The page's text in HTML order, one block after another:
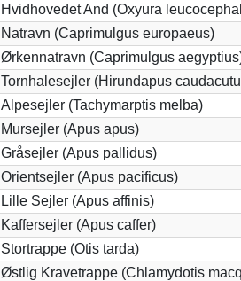
Hvidhovedet And (Oxyura
Natravn (Caprimulgus europaeus)
Ørkennatravn (Caprimulgus
Tornhalesejler (Hirundapus
Alpesejler (Tachymarptis melba)
Mursejler (Apus apus)
Gråsejler (Apus pallidus)
Orientsejler (Apus pacificus)
Lille Sejler (Apus affinis)
Kaffersejler (Apus caffer)
Stortrappe (Otis tarda)
Østlig Kravetrappe (Chlamydotis